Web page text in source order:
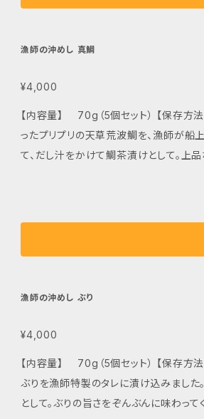
漁師の沖めし 真鯛
¥4,000
【内容量】 70g（5個セット） 【保存方法】 要冷凍（-
ったプリプリの天草荒波鯛を、漁師が船
て、だし汁をかけて鯛茶漬けとして。上
漁師の沖めし ぶり
¥4,000
【内容量】 70g（5個セット） 【保存方法】 要冷凍（-
ぶりを漁師特製のタレに漬け込みました
として。ぶりの旨さをぞんぶんに味わって